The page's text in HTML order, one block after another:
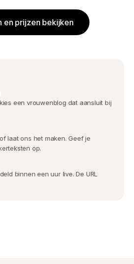
en prijzen bekijken
een vrouwenblog dat aansluit bij
laat ons het maken. Geef je
op.
binnen een uur live. De URL